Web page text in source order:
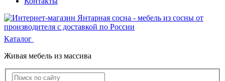
Каталог
Живая мебель из массива